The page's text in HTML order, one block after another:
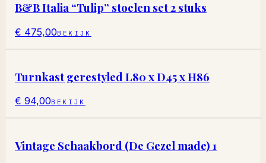
B&B Italia “Tulip” stoelen set 2 stuks
€ 475,00BEKIJK
Turnkast gerestyled L80 x D45 x H86
€ 94,00BEKIJK
Vintage Schaakbord (De Gezel made) 1